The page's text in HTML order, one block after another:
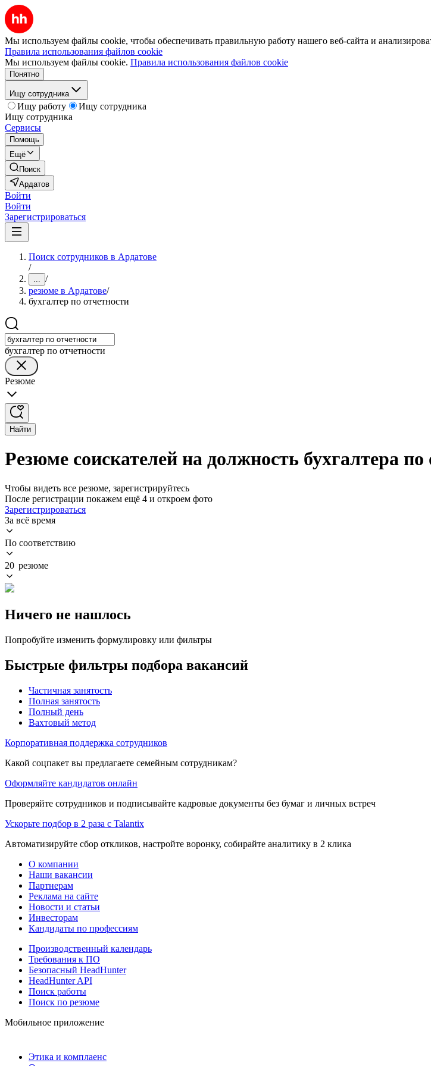
Мы используем файлы cookie, чтобы обеспечивать правильную работу нашего веб-сайта и
Правила использования файлов cookie
Мы используем файлы cookie. Правила использования файлов cookie
Понятно
Ищу сотрудника
Ищу работу
Ищу сотрудника
Ищу сотрудника
Сервисы
Помощь
Ещё
Поиск
Ардатов
Войти
Войти
Зарегистрироваться
Поиск сотрудников в Ардатове
/
... /
резюме в Ардатове/
бухгалтер по отчетности
бухгалтер по отчетности
Резюме
Найти
Резюме соискателей на должность бухгалтера
Чтобы видеть все резюме, зарегистрируйтесь
После регистрации покажем ещё 4 и откроем фото
Зарегистрироваться
За всё время
По соответствию
20 резюме
Ничего не нашлось
Попробуйте изменить формулировку или фильтры
Быстрые фильтры подбора вакансий
Частичная занятость
Полная занятость
Полный день
Вахтовый метод
Корпоративная поддержка сотрудников
Какой соцпакет вы предлагаете семейным сотрудникам?
Оформляйте кандидатов онлайн
Проверяйте сотрудников и подписывайте кадровые документы без бумаг и личных встреч
Ускорьте подбор в 2 раза с Talantix
Автоматизируйте сбор откликов, настройте воронку, собирайте аналитику в 2 клика
О компании
Наши вакансии
Партнерам
Реклама на сайте
Новости и статьи
Инвесторам
Кандидаты по профессиям
Производственный календарь
Требования к ПО
Безопасный HeadHunter
HeadHunter API
Поиск работы
Поиск по резюме
Мобильное приложение
Этика и комплаенс